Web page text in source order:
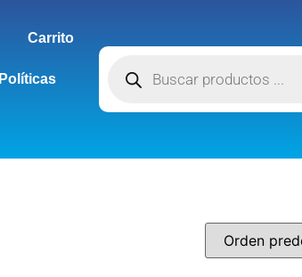
Carrito
Políticas